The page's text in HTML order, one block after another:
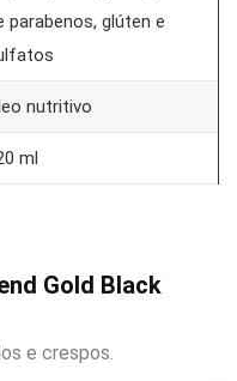
parabenos, glúten e
nutritivo
ml
Gold Black
e crespos.